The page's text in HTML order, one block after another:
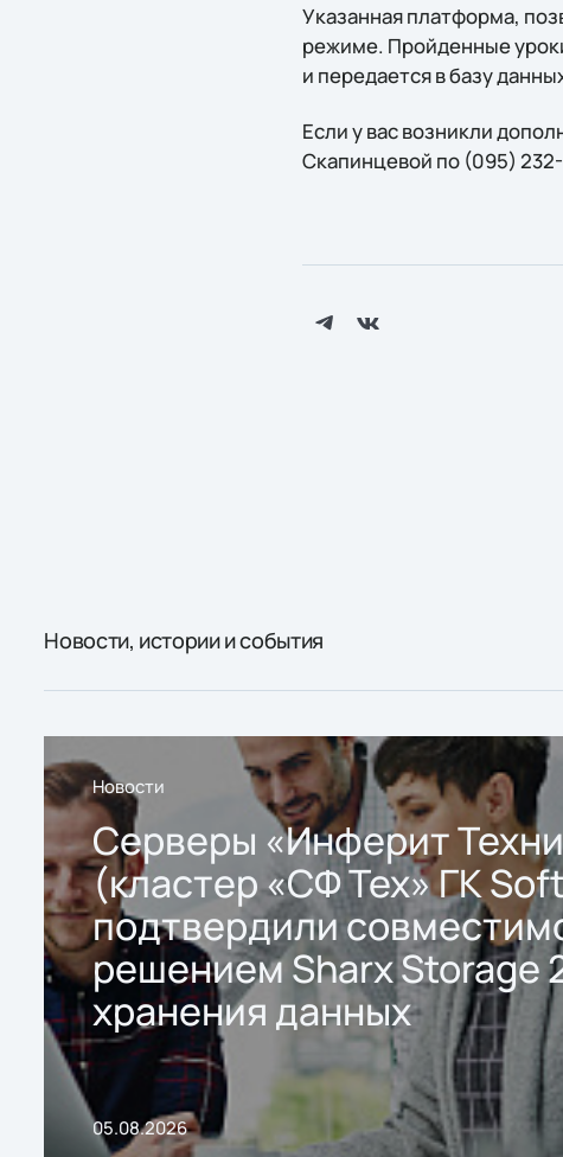
Указанная платформа,
режиме. Пройденные
и передается в базу
Если у вас возникли
Скапинцевой по (095)
Новости, истории и события
Новости
Серверы «Инферит
(кластер «СФ Тех» ГК
подтвердили
решением Sharx Storage
хранения данных
05.08.2026